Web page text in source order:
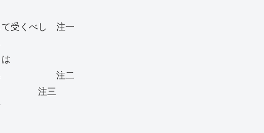
受くべし 注一
ずるも 注二
注三